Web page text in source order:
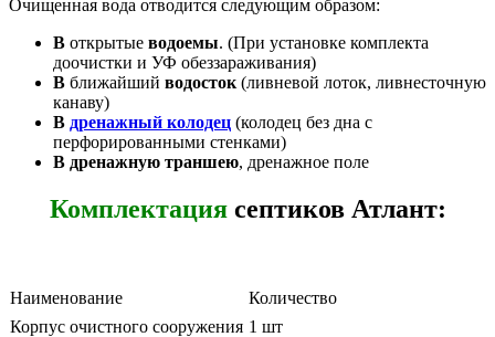
Очищенная вода отводится следующим образом:
В открытые водоемы. (При установке комплекта
доочистки и УФ обеззараживания)
В ближайший водосток (ливневой лоток, ливнесточную
канаву)
В дренажный колодец (колодец без дна с
перфорированными стенками)
В дренажную траншею, дренажное поле
Комплектациясептиков Атлант:
Наименование
Количество
Корпус очистного сооружения 1 шт